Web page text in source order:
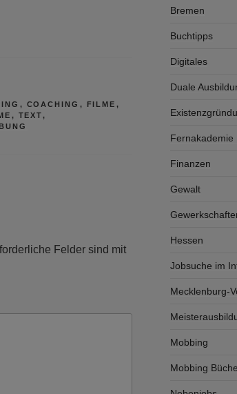
, COACHING , FILME ,
, TEXT ,
Felder sind mit
Bremen
Buchtipps
Digitales
Duale
Fernakademie
Finanzen
Gewalt
Hessen
Jobsuche im
Mecklenburg-
Mobbing
Mobbing